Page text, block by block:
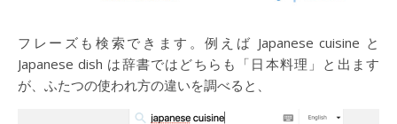
フレーズも検索できます。例えば Japanese cuisine と
Japanese dish は辞書ではどちらも「日本料理」と出ます
が、ふたつの使われ方の違いを調べると、